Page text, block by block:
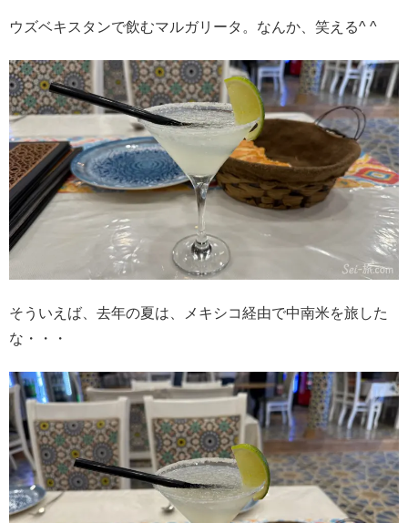
ウズベキスタンで飲むマルガリータ。なんか、笑える^ ^
そういえば、去年の夏は、メキシコ経由で中南米を旅した
な・・・